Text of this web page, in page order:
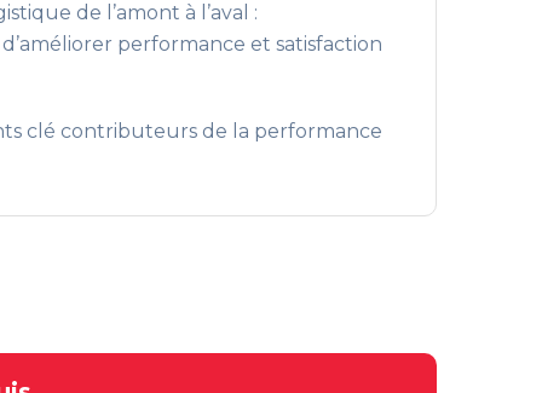
de l’amont à l’aval :
performance et satisfaction
clé contributeurs de la performance